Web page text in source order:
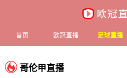
首页 欧冠直播 足球直播
哥伦甲直播